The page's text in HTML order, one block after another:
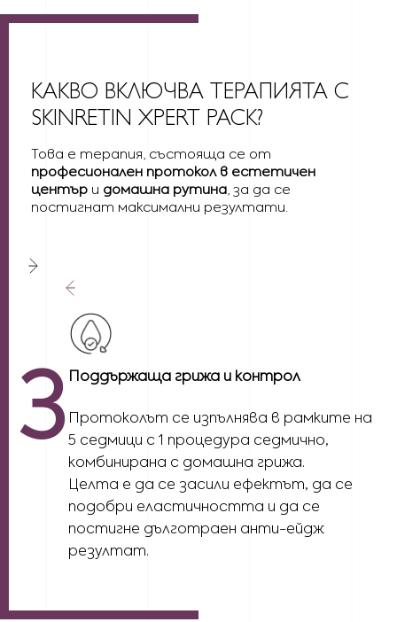
КАКВО ВКЛЮЧВА ТЕРАПИЯТА С
SKINRETIN XPERT PACK?
Това е терапия, състояща се от
професионален протокол в естетичен
център и домашна рутина , за да се
постигнат максимални резултати.
3 Поддържаща грижа и контрол
Протоколът се изпълнява в рамките на
5 седмици с 1 процедура седмично,
комбинирана с домашна грижа.
Целта е да се засили ефектът, да се
подобри еластичността и да се
постигне дълготраен анти-ейдж
резултат.